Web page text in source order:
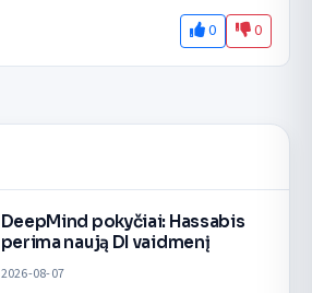
0 0
DeepMind pokyčiai: Hassabis
perima naują DI vaidmenį
2026-08-07